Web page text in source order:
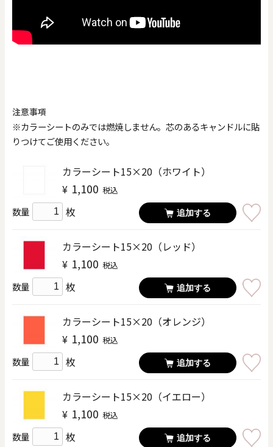
注意事項
※カラーシートのみでは燃焼しません。芯のあるキャンドルに貼
りつけてご使用ください。
カラーシート15×20（ホワイト）
¥ 1,100 税込
数量 枚 追加する
カラーシート15×20（レッド）
¥ 1,100 税込
数量 枚 追加する
カラーシート15×20（オレンジ）
¥ 1,100 税込
数量 枚 追加する
カラーシート15×20（イエロー）
¥ 1,100 税込
数量 枚 追加する